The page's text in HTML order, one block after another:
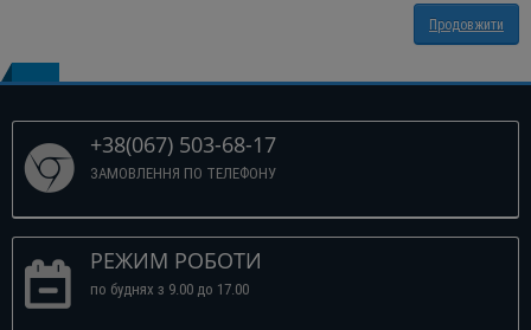
Продовжити
+38(067) 503-68-17
ЗАМОВЛЕННЯ ПО ТЕЛЕФОНУ
РЕЖИМ РОБОТИ
по буднях з 9.00 до 17.00